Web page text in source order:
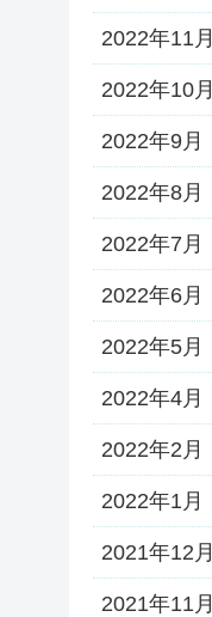
2022年11月
2022年10月
2022年9月
2022年8月
2022年7月
2022年6月
2022年5月
2022年4月
2022年2月
2022年1月
2021年12月
2021年11月